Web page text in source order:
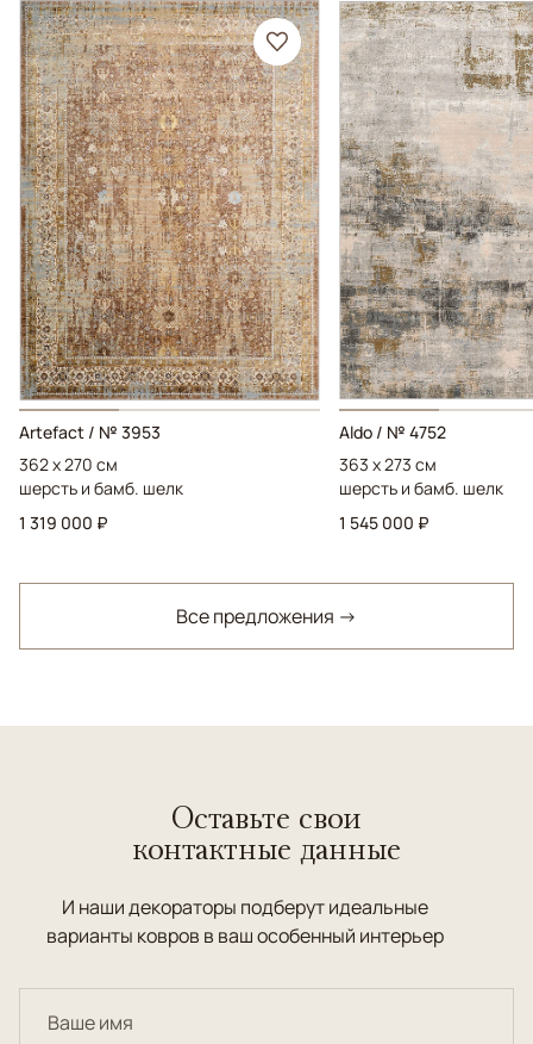
Artefact / № 3953
362 x 270 см
шерсть и бамб. шелк
1 319 000 ₽
Aldo / № 4752
363 x 273 см
шерсть и бамб. шелк
1 545 000 ₽
Все предложения →
Оставьте свои
контактные данные
И наши декораторы подберут идеальные
варианты ковров в ваш особенный интерьер